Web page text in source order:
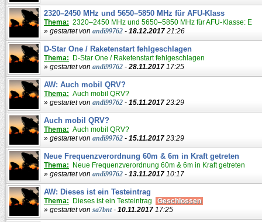
2320–2450 MHz und 5650–5850 MHz für AFU-Klass
Thema: 2320–2450 MHz und 5650–5850 MHz für AFU-Klasse: E
» gestartet von andi99762 - 18.12.2017 21:26
D-Star One / Raketenstart fehlgeschlagen
Thema: D-Star One / Raketenstart fehlgeschlagen
» gestartet von andi99762 - 28.11.2017 17:25
AW: Auch mobil QRV?
Thema: Auch mobil QRV?
» gestartet von andi99762 - 15.11.2017 23:29
Auch mobil QRV?
Thema: Auch mobil QRV?
» gestartet von andi99762 - 15.11.2017 23:29
Neue Frequenzverordnung 60m & 6m in Kraft getreten
Thema: Neue Frequenzverordnung 60m & 6m in Kraft getreten
» gestartet von andi99762 - 13.11.2017 10:17
AW: Dieses ist ein Testeintrag
Thema: Dieses ist ein Testeintrag
Geschlossen
» gestartet von sa7bnt- 10.11.2017 17:25